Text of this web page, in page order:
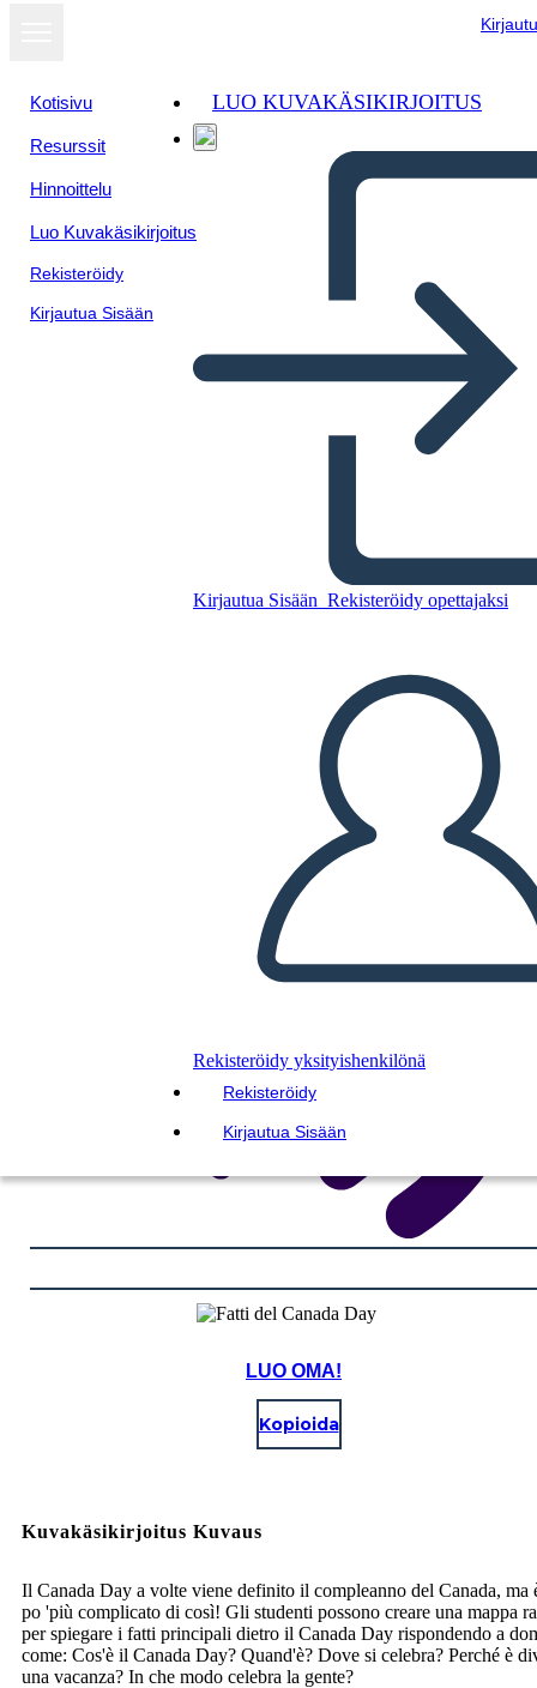
Kotisivu
Resurssit
Hinnoittelu
Luo Kuvakäsikirjoitus
Rekisteröidy
Kirjautua Sisään
LUO KUVAKÄSIKIRJOITUS
Kirjautua Sisään Rekisteröidy opettajaksi
Rekisteröidy yksityishenkilönä
Rekisteröidy
Kirjautua Sisään
TOISTA DIAESITYS
LUE MINULLE
LUO OMA!
Kopioida
Kuvakäsikirjoitus Kuvaus
Il Canada Day a volte viene definito il compleanno del Canada, ma
po 'più complicato di così! Gli studenti possono creare una mappa
per spiegare i fatti principali dietro il Canada Day rispondendo a
come: Cos'è il Canada Day? Quand'è? Dove si celebra? Perché è
una vacanza? In che modo celebra la gente?